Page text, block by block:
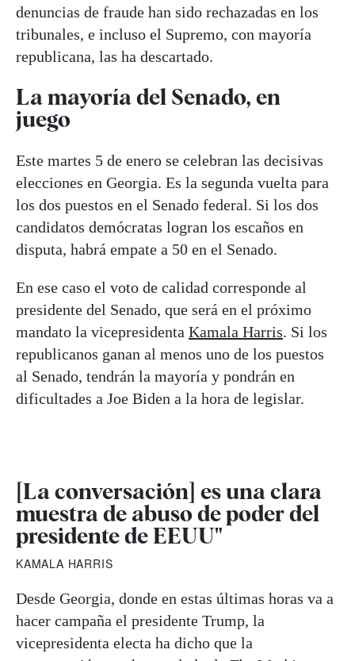
denuncias de fraude han sido rechazadas en los
tribunales, e incluso el Supremo, con mayoría
republicana, las ha descartado.
La mayoría del Senado, en
juego
Este martes 5 de enero se celebran las decisivas
elecciones en Georgia. Es la segunda vuelta para
los dos puestos en el Senado federal. Si los dos
candidatos demócratas logran los escaños en
disputa, habrá empate a 50 en el Senado.
En ese caso el voto de calidad corresponde al
presidente del Senado, que será en el próximo
mandato la vicepresidenta Kamala Harris. Si los
republicanos ganan al menos uno de los puestos
al Senado, tendrán la mayoría y pondrán en
dificultades a Joe Biden a la hora de legislar.
[La conversación] es una clara
muestra de abuso de poder del
presidente de EEUU"
KAMALA HARRIS
Desde Georgia, donde en estas últimas horas va a
hacer campaña el presidente Trump, la
vicepresidenta electa ha dicho que la